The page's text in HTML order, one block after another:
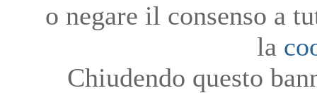
o negare il consenso a
la
Chiudendo questo